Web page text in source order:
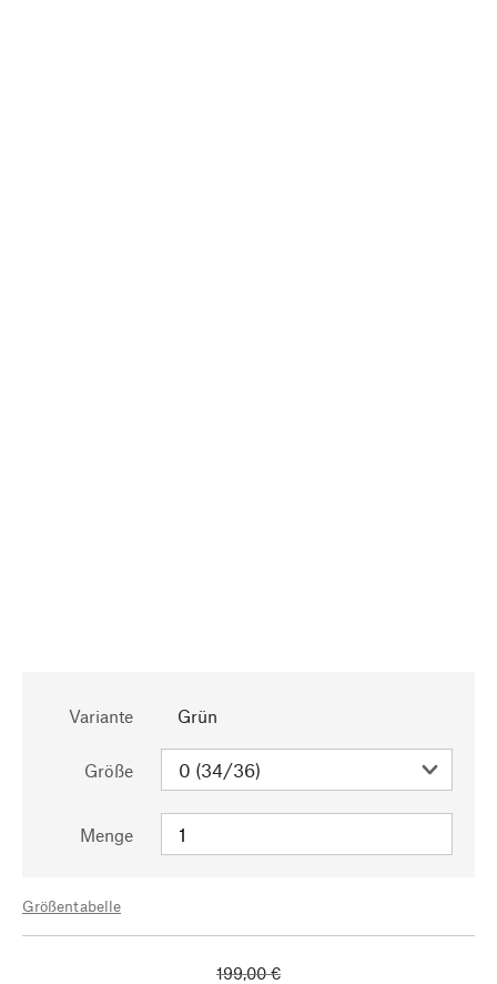
Variante Grün
Größe
Menge
Größentabelle
199,00 €